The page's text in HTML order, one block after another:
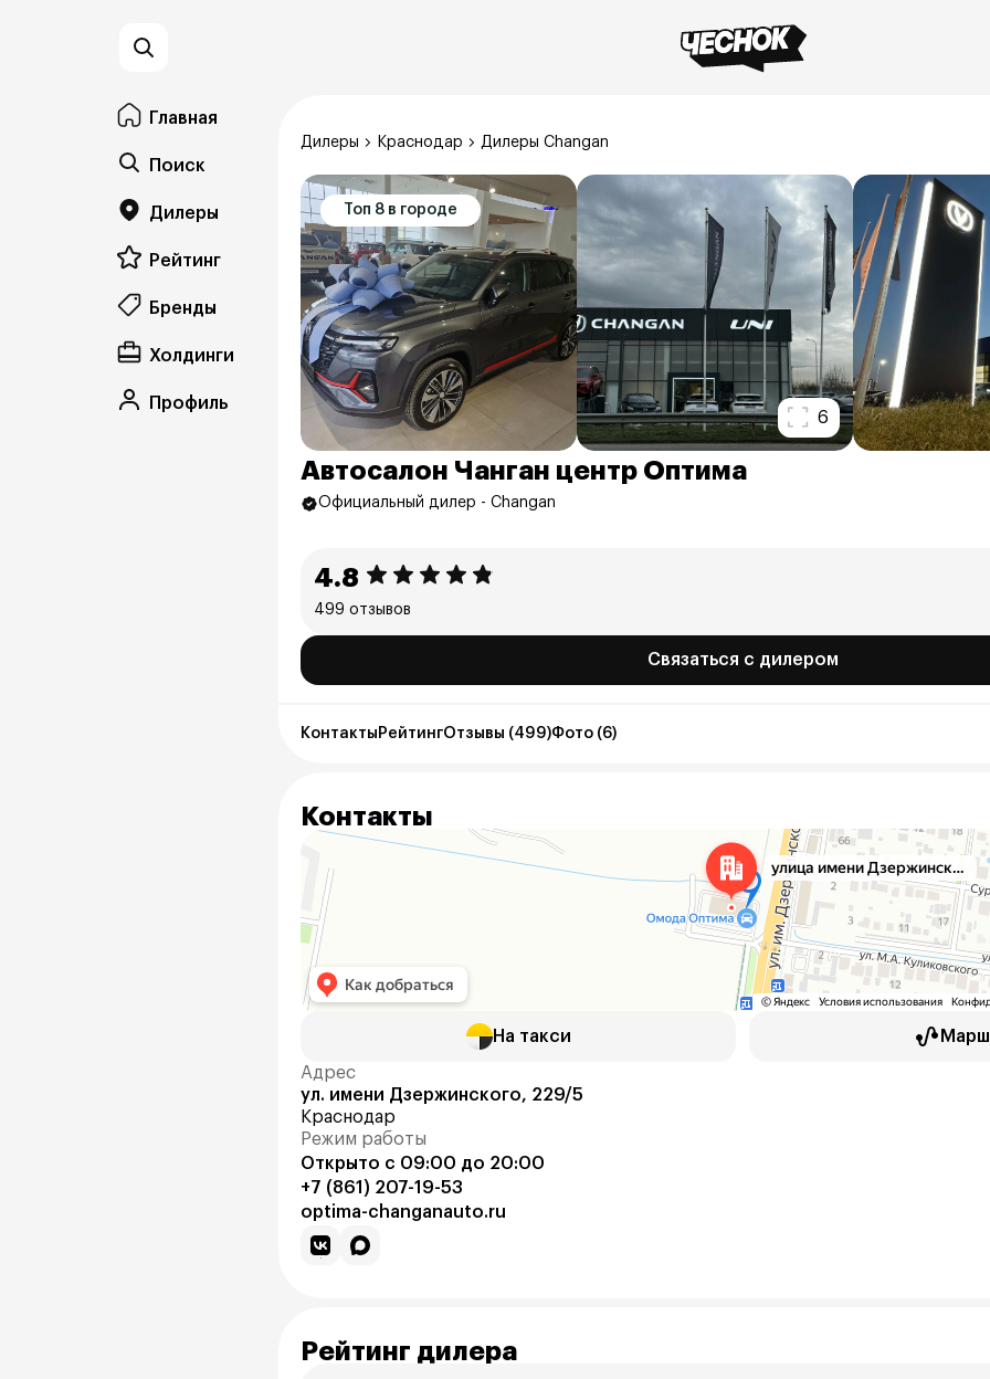
Главная
Поиск
Дилеры
Рейтинг
Бренды
Холдинги
Профиль
Дилеры Краснодар Дилеры Changan
Топ 8 в городе
6
Автосалон Чанган центр Оптима
Официальный дилер - Changan
4.8
499 отзывов
Связаться с дилером
Контакты РейтингОтзывы (499)Фото (6)
Контакты
На такси
Адрес
ул. имени Дзержинского, 229/5
Краснодар
Режим работы
Открыто с 09:00 до 20:00
+7 (861) 207-19-53
optima-changanauto.ru
Рейтинг дилера